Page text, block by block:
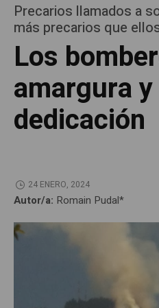
Precarios llamados a
más precarios que
Los
amargura y
dedicación
24 ENERO, 2024
Autor/a: Romain Pudal*